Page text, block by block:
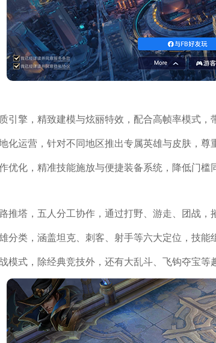
引擎，精致建模与炫丽特效，配合高帧率模式，
化运营，针对不同地区推出专属英雄与皮肤，尊
优化，精准技能施放与便捷装备系统，降低门槛
推塔，五人分工协作，通过打野、游走、团战，
分类，涵盖坦克、刺客、射手等六大定位，技能
模式，除经典竞技外，还有大乱斗、飞钩夺宝等